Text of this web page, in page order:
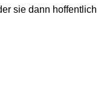
sie dann hoffentlich